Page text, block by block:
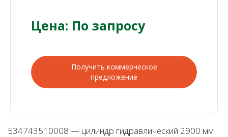
Цена: По запросу
Получить коммерческое
предложение
534743510008 — цилиндр гидравлический 2900 мм